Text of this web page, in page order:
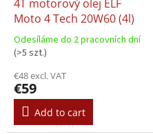
4T motorový olej ELF
Moto 4 Tech 20W60 (4l)
Odesíláme do 2 pracovních dní
(>5 szt.)
€48 excl. VAT
€59
Add to cart